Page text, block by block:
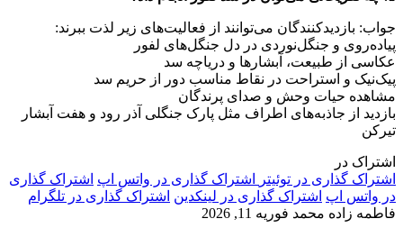
جواب: بازدیدکنندگان می‌توانند از فعالیت‌های زیر لذت ببرند:
پیاده‌روی و جنگل‌نوردی در دل جنگل‌های لفور
عکاسی از طبیعت، آبشارها و دریاچه سد
پیک‌نیک و استراحت در نقاط مناسب دور از حریم سد
مشاهده حیات وحش و صدای پرندگان
بازدید از جاذبه‌های اطراف مثل پارک جنگلی آذر رود و هفت آبشار
تیرکن
اشتراک در
اشتراک گذاری در توئیتر
اشتراک گذاری در واتس اپ اشتراک گذاری
در واتس اپ اشتراک گذاری در لینکدین اشتراک گذاری در تلگرام
فاطمه زاده محمد فوریه 11, 2026